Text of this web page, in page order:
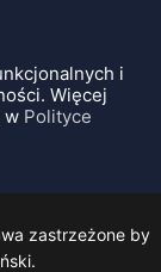
i
Więcej
w Polityce
zastrzeżone by